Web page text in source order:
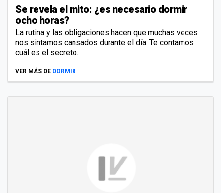
Se revela el mito: ¿es necesario dormir
ocho horas?
La rutina y las obligaciones hacen que muchas veces
nos sintamos cansados durante el día. Te contamos
cuál es el secreto.
VER MÁS DE DORMIR